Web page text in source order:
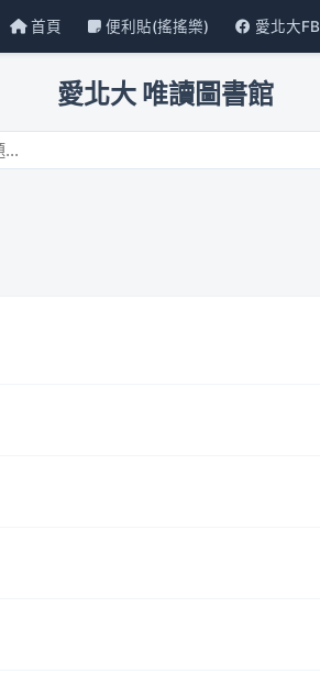
首頁 便利貼(搖搖樂) 愛北大FB
愛北大 唯讀圖書館